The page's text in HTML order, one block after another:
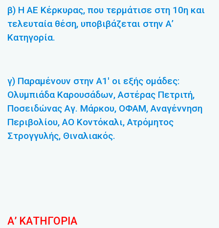
β) Η ΑΕ Κέρκυρας, που τερμάτισε στη 10η και
τελευταία θέση, υποβιβάζεται στην Α’
Κατηγορία.
γ) Παραμένουν στην Α1′ οι εξής ομάδες:
Ολυμπιάδα Καρουσάδων, Αστέρας Πετριτή,
Ποσειδώνας Αγ. Μάρκου, ΟΦΑΜ, Αναγέννηση
Περιβολίου, ΑΟ Κοντόκαλι, Ατρόμητος
Στρογγυλής, Θιναλιακός.
Α’ ΚΑΤΗΓΟΡΙΑ